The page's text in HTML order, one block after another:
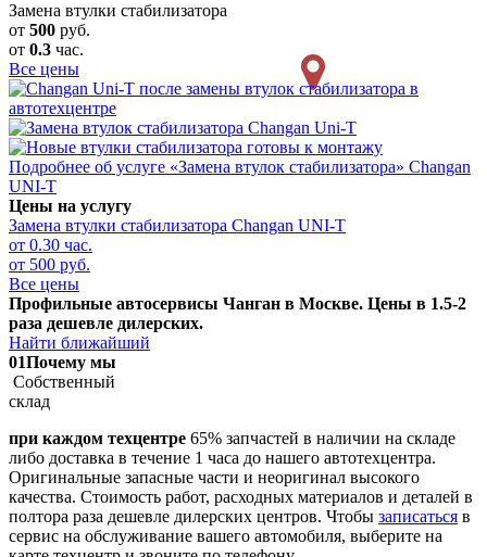
Замена втулки стабилизатора
от 500 руб.
от 0.3 час.
Все цены
Подробнее об услуге «Замена втулок стабилизатора» Changan
UNI-T
Цены на услугу
Замена втулки стабилизатора Changan UNI-T
от 0.30 час.
от 500 руб.
Все цены
Профильные автосервисы Чанган в Москве. Цены в 1.5-2
раза дешевле дилерских.
Найти ближайший
01Почему мы
Собственный
склад
при каждом техцентре 65% запчастей в наличии на складе
либо доставка в течение 1 часа до нашего автотехцентра.
Оригинальные запасные части и неоригинал высокого
качества. Стоимость работ, расходных материалов и деталей в
полтора раза дешевле дилерских центров. Чтобы записаться в
сервис на обслуживание вашего автомобиля, выберите на